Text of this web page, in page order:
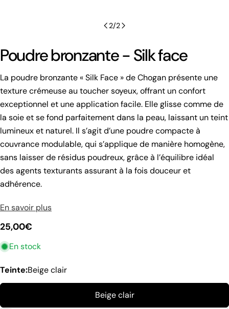
2/2
Poudre bronzante - Silk face
La poudre bronzante « Silk Face » de Chogan présente une
texture crémeuse au toucher soyeux, offrant un confort
exceptionnel et une application facile. Elle glisse comme de
la soie et se fond parfaitement dans la peau, laissant un teint
lumineux et naturel. Il s’agit d’une poudre compacte à
couvrance modulable, qui s’applique de manière homogène,
sans laisser de résidus poudreux, grâce à l’équilibre idéal
des agents texturants assurant à la fois douceur et
adhérence.
En savoir plus
Prix
habituel
25,00€
En stock
Teinte:Beige clair
Beige clair
Votre
nom